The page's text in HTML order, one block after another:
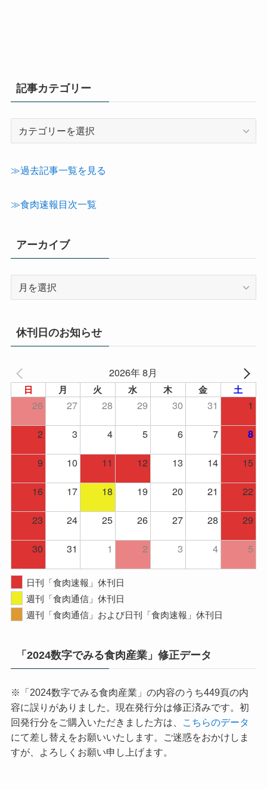
記事カテゴリー
テ
≫過去記事一覧を見る
≫食肉速報目次一覧
アーカイブ
イ
ブ
休刊日のお知らせ
2026年 8月
日 月 火 水 木 金 土
26 27 28 29 30 31
1
2
3 4 5 6 7 8
9 10 11 12 13 14
15
16
17 18 19 20 21
22
23
24 25 26 27 28
29
30
31 1 2 3 4 5
日刊「食肉速報」休刊日
週刊「食肉通信」休刊日
週刊「食肉通信」および日刊「食肉速報」休刊日
「2024数字でみる食肉産業」修正データ
※「2024数字でみる食肉産業」の内容のうち449頁の内
容に誤りがありました。現在発行分は修正済みです。初
回発行分をご購入いただきました方は、
こちらのデータ
にて差し替えをお願いいたします。ご迷惑をおかけしま
すが、よろしくお願い申し上げます。